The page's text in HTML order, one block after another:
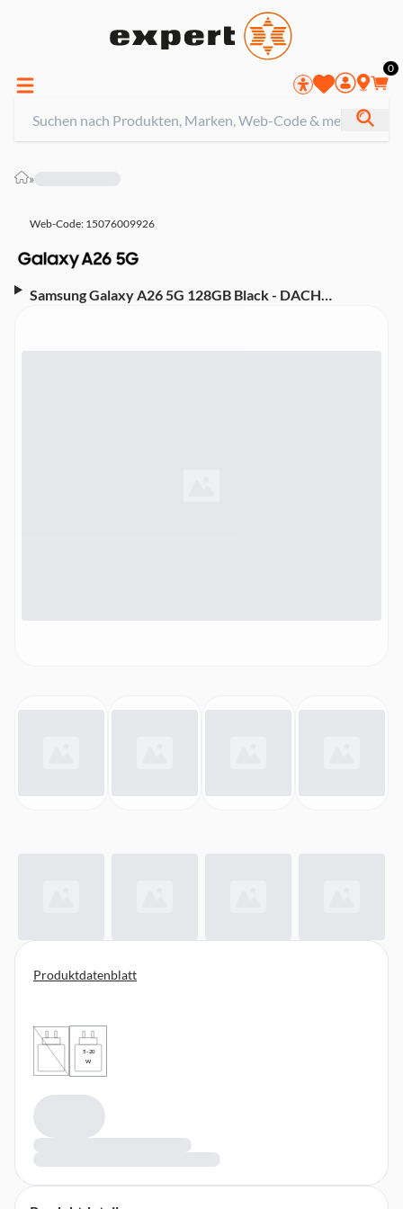
0
»
Web-Code: 15076009926
Samsung Galaxy A26 5G 128GB Black - DACH
Produktdatenblatt
5 - 20
W